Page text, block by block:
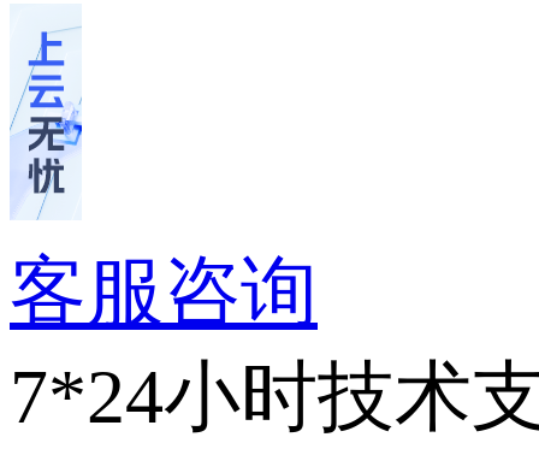
客服咨询
7*24小时技术